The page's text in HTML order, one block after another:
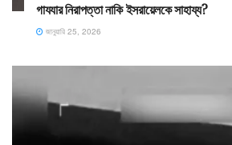
গাযযার নিরাপত্তা নাকি ইসরায়েলকে সাহায্য?
জানুয়ারি 25, 2026